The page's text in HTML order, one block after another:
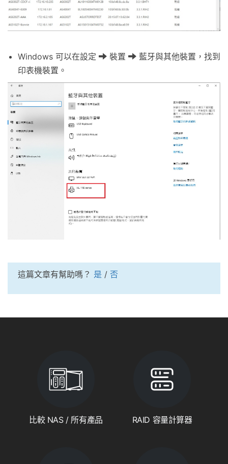
Windows 可以在設定 裝置
藍牙與其他裝置，找到
印表機裝置。
這篇文章有幫助嗎？ 是 / 否
比較 NAS / 所有產品 RAID 容量計算器